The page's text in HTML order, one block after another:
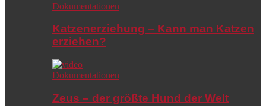
Dokumentationen
Katzenerziehung – Kann man Katzen
erziehen?
Dokumentationen
Zeus – der größte Hund der Welt